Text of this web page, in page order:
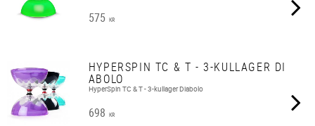
575 KR
HYPERSPIN TC & T - 3-KULLAGER DI
ABOLO
HyperSpin TC & T - 3-kullager Diabolo
698 KR